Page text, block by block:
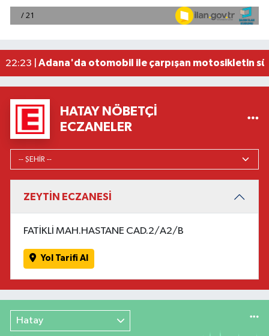
23:49 |
Fenerbahçe, avantaj elde etti
22:23 | Adana'da otomobil ile çarpışan motosikletin
HATAY NÖBETÇI
ECZANELER
ZEYTİN ECZANESİ
FATİKLİ MAH.HASTANE CAD.2/A2/B
Yol Tarifi Al
Hatay